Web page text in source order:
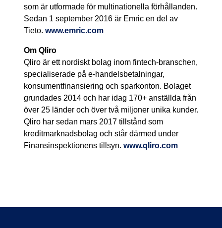
som är utformade för multinationella förhållanden.
Sedan 1 september 2016 är Emric en del av
Tieto. www.emric.com
Om Qliro
Qliro är ett nordiskt bolag inom fintech-branschen,
specialiserade på e-handelsbetalningar,
konsumentfinansiering och sparkonton. Bolaget
grundades 2014 och har idag 170+ anställda från
över 25 länder och över två miljoner unika kunder.
Qliro har sedan mars 2017 tillstånd som
kreditmarknadsbolag och står därmed under
Finansinspektionens tillsyn. www.qliro.com